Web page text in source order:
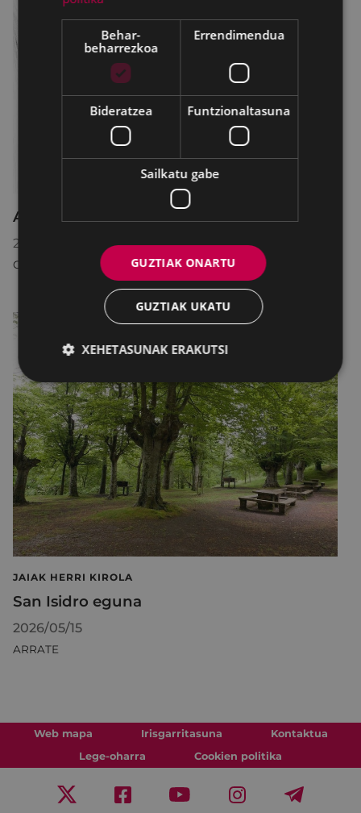
Asteburuko zine karteldegia
2026/05/14 2026/05/18
COLISEO ANTZOKIA
JAIAK HERRI KIROLA
San Isidro eguna
2026/05/15
ARRATE
Web mapa Irisgarritasuna
Kontaktua
Lege-oharra
Cookien politika
Behar-
beharrezkoa
Errendimendua
Bideratzea Funtzionaltasuna
Sailkatu gabe
GUZTIAK ONARTU
GUZTIAK UKATU
XEHETASUNAK ERAKUTSI